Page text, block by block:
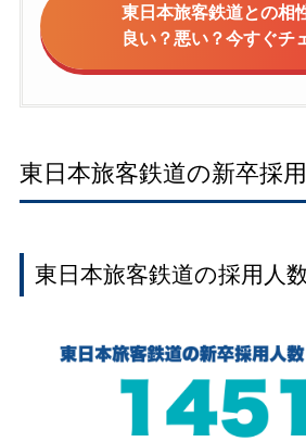
東日本旅客鉄道との相
良い？悪い？今すぐチ
東日本旅客鉄道の新卒採
東日本旅客鉄道の採用人